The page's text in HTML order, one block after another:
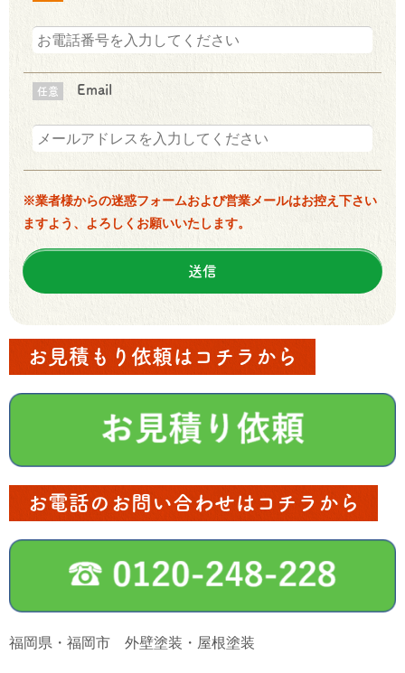
任意 Email
※業者様からの迷惑フォームおよび営業メールはお控え下さい
ますよう、よろしくお願いいたします。
お見積もり依頼はコチラから
お電話のお問い合わせはコチラから
福岡県・福岡市 外壁塗装・屋根塗装